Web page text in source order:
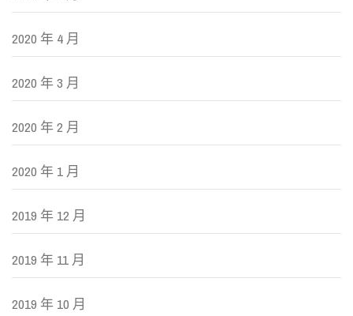
2020 年 4 月
2020 年 3 月
2020 年 2 月
2020 年 1 月
2019 年 12 月
2019 年 11 月
2019 年 10 月